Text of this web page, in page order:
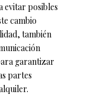
evitar posibles
cambio
también
garantizar
partes